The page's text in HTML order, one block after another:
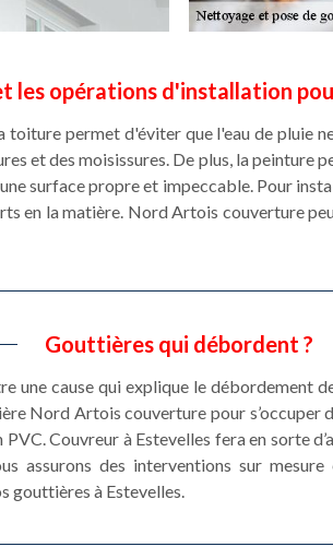
les opérations d'installation
toiture permet d'éviter que l'eau de pluie
et des moisissures. De plus, la peinture
surface propre et impeccable. Pour
en la matière. Nord Artois couverture
Gouttières qui débordent ?
une cause qui explique le débordement
Nord Artois couverture pour
Couvreur à Estevelles fera en sorte
assurons des interventions sur
gouttières à Estevelles.